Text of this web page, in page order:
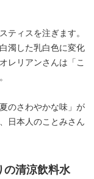
ティスを注ぎます。
濁した乳白色に変化
レリアンさんは「こ
のさわやかな味」が
日本人のことみさん
の清涼飲料水